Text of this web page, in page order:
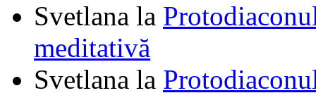
Svetlana la
meditativă
Svetlana la